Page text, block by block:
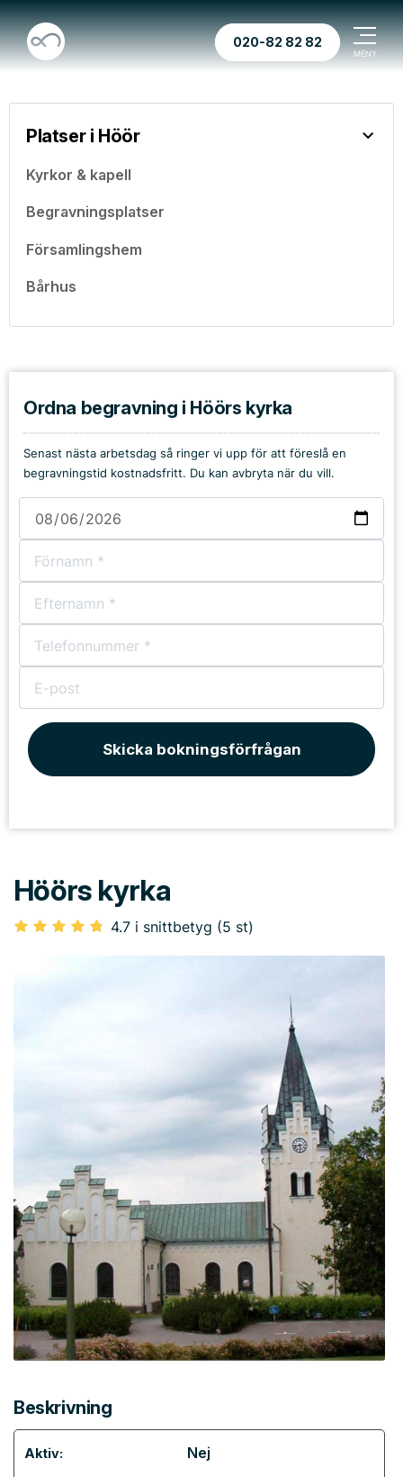
020-82 82 82
Platser i Höör
Kyrkor & kapell
Begravningsplatser
Församlingshem
Bårhus
Ordna begravning i Höörs kyrka
Senast nästa arbetsdag så ringer vi upp för att föreslå en
begravningstid kostnadsfritt. Du kan avbryta när du vill.
Skicka bokningsförfrågan
Höörs kyrka
4.7 i snittbetyg (5 st)
Beskrivning
Aktiv: Nej